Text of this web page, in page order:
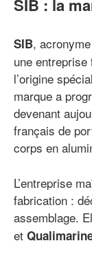
SIB : la
SIB,
une entreprise
l’origine
marque a
devenant
français de
corps en
L’entreprise
fabrication :
assemblage.
et